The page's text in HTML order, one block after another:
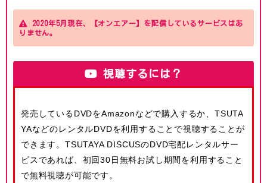
2020年5月現在、【オンエアー】を配信しているサービスはあ
りません。
視聴するには？
発売しているDVDをAmazonなどで購入するか、TSUTA
YAなどのレンタルDVDを利用することで視聴することが
できます。TSUTAYA DISCUSのDVD宅配レンタルサー
ビスであれば、初回30日無料お試し期間を利用すること
で無料視聴が可能です。